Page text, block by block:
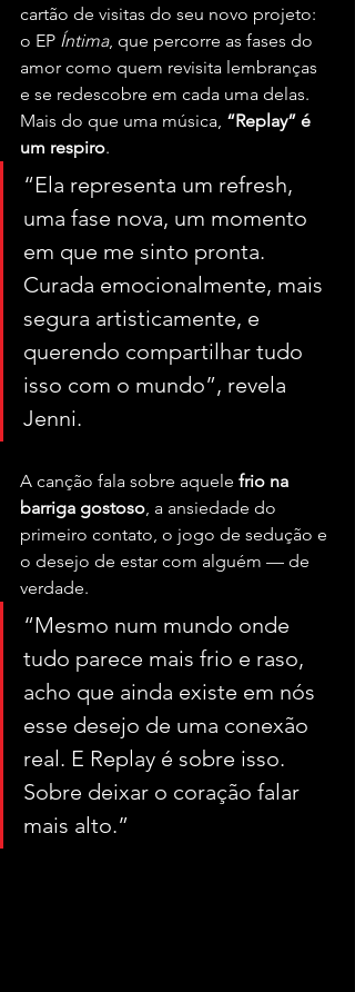
cartão de visitas do seu novo projeto:
o EP Íntima, que percorre as fases do
amor como quem revisita lembranças
e se redescobre em cada uma delas.
Mais do que uma música, “Replay” é
um respiro.
“Ela representa um refresh,
uma fase nova, um momento
em que me sinto pronta.
Curada emocionalmente, mais
segura artisticamente, e
querendo compartilhar tudo
isso com o mundo”, revela
Jenni.
A canção fala sobre aquele frio na
barriga gostoso, a ansiedade do
primeiro contato, o jogo de sedução e
o desejo de estar com alguém — de
verdade.
“Mesmo num mundo onde
tudo parece mais frio e raso,
acho que ainda existe em nós
esse desejo de uma conexão
real. E Replay é sobre isso.
Sobre deixar o coração falar
mais alto.”